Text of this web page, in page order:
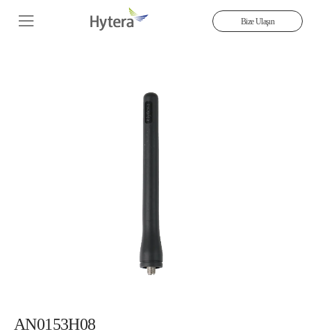
Bize Ulaşın
AN0153H08